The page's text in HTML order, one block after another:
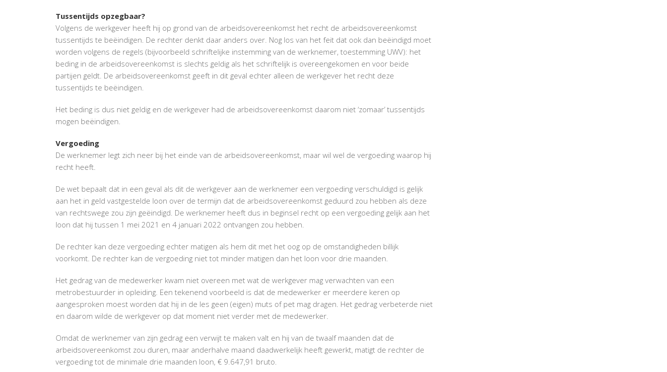
Tussentijds opzegbaar?
Volgens de werkgever heeft hij op grond van de arbeidsovereenkomst het recht de arbeidsovereenkomst
tussentijds te beëindigen. De rechter denkt daar anders over. Nog los van het feit dat ook dan beëindigd moet
worden volgens de regels (bijvoorbeeld schriftelijke instemming van de werknemer, toestemming UWV): het
beding in de arbeidsovereenkomst is slechts geldig als het schriftelijk is overeengekomen en voor beide
partijen geldt. De arbeidsovereenkomst geeft in dit geval echter alleen de werkgever het recht deze
tussentijds te beëindigen.
Het beding is dus niet geldig en de werkgever had de arbeidsovereenkomst daarom niet ‘zomaar’ tussentijds
mogen beëindigen.
Vergoeding
De werknemer legt zich neer bij het einde van de arbeidsovereenkomst, maar wil wel de vergoeding waarop hij
recht heeft.
De wet bepaalt dat in een geval als dit de werkgever aan de werknemer een vergoeding verschuldigd is gelijk
aan het in geld vastgestelde loon over de termijn dat de arbeidsovereenkomst geduurd zou hebben als deze
van rechtswege zou zijn geëindigd. De werknemer heeft dus in beginsel recht op een vergoeding gelijk aan het
loon dat hij tussen 1 mei 2021 en 4 januari 2022 ontvangen zou hebben.
De rechter kan deze vergoeding echter matigen als hem dit met het oog op de omstandigheden billijk
voorkomt. De rechter kan de vergoeding niet tot minder matigen dan het loon voor drie maanden.
Het gedrag van de medewerker kwam niet overeen met wat de werkgever mag verwachten van een
metrobestuurder in opleiding. Een tekenend voorbeeld is dat de medewerker er meerdere keren op
aangesproken moest worden dat hij in de les geen (eigen) muts of pet mag dragen. Het gedrag verbeterde niet
en daarom wilde de werkgever op dat moment niet verder met de medewerker.
Omdat de werknemer van zijn gedrag een verwijt te maken valt en hij van de twaalf maanden dat de
arbeidsovereenkomst zou duren, maar anderhalve maand daadwerkelijk heeft gewerkt, matigt de rechter de
vergoeding tot de minimale drie maanden loon, € 9.647,91 bruto.